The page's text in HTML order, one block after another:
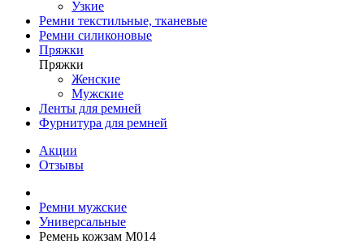
Узкие
Ремни текстильные, тканевые
Ремни силиконовые
Пряжки
Пряжки
Женские
Мужские
Ленты для ремней
Фурнитура для ремней
Акции
Отзывы
Ремни мужские
Универсальные
Ремень кожзам M014